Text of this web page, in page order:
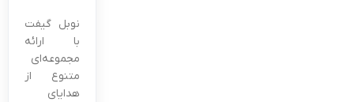
نوبل گیفت
با ارائه
مجموعه‌ای
متنوع از
هدایای